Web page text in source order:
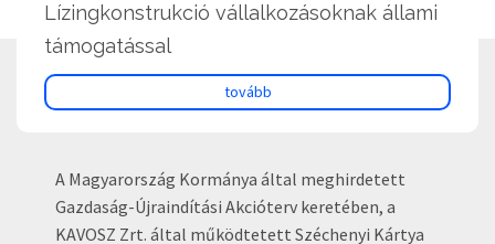
Lízingkonstrukció vállalkozásoknak állami
támogatással
tovább
A Magyarország Kormánya által meghirdetett
Gazdaság-Újraindítási Akcióterv keretében, a
KAVOSZ Zrt. által működtetett Széchenyi Kártya